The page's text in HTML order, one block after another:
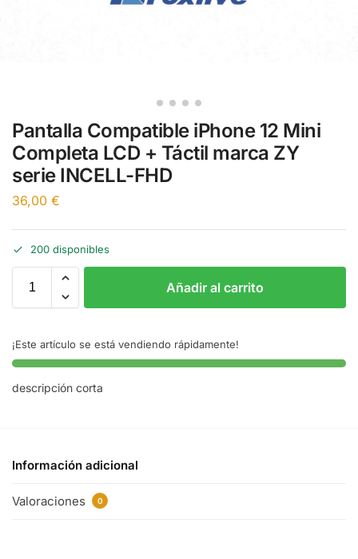
Pantalla Compatible iPhone 12 Mini
Completa LCD + Táctil marca ZY
serie INCELL-FHD
36,00 €
200 disponibles
Añadir al carrito
¡Este artículo se está vendiendo rápidamente!
descripción corta
Información adicional
Valoraciones 0